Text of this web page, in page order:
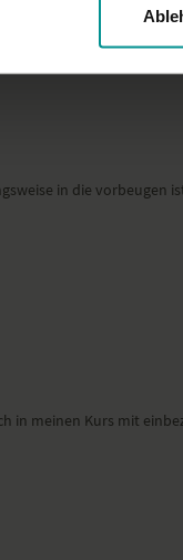
in die vorbeugen
in meinen Kurs mit